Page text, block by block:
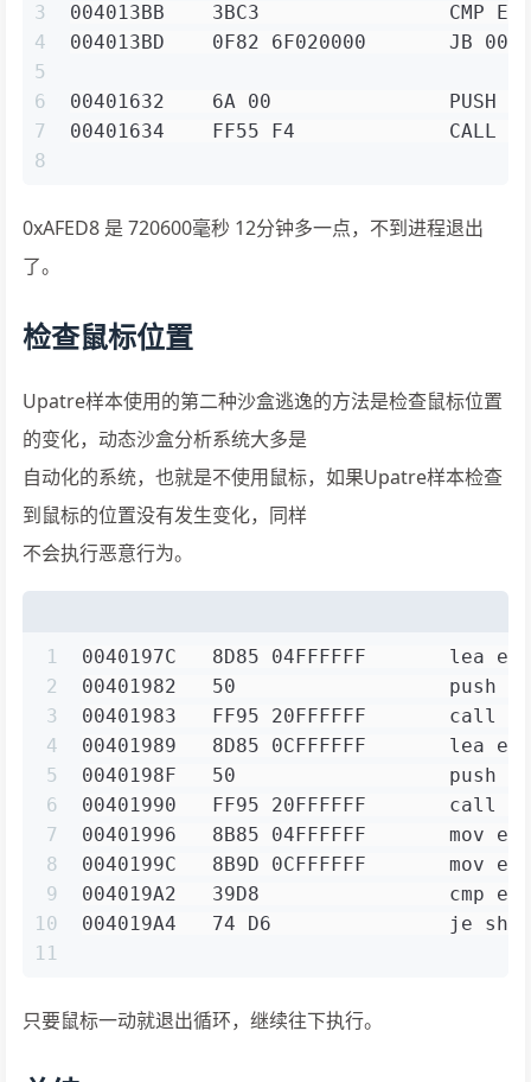
3
4
5
6
7
8
004013BB    3BC3                CMP
004013BD    0F82 6F020000       JB
00401632    6A 00               PUSH 0
00401634    FF55 F4             CALL
0xAFED8 是 720600毫秒 12分钟多一点，不到进程退出
了。
检查鼠标位置
Upatre样本使用的第二种沙盒逃逸的方法是检查鼠标位置
的变化，动态沙盒分析系统大多是
自动化的系统，也就是不使用鼠标，如果Upatre样本检查
到鼠标的位置没有发生变化，同样
不会执行恶意行为。
1
2
3
4
5
6
7
8
9
10
11
0040197C   8D85 04FFFFFF       lea
00401982   50                  push
00401983   FF95 20FFFFFF       call
00401989   8D85 0CFFFFFF       lea
0040198F   50                  push
00401990   FF95 20FFFFFF       call
00401996   8B85 04FFFFFF       mov
0040199C   8B9D 0CFFFFFF       mov
004019A2   39D8                cmp
004019A4   74 D6               je short
只要鼠标一动就退出循环，继续往下执行。